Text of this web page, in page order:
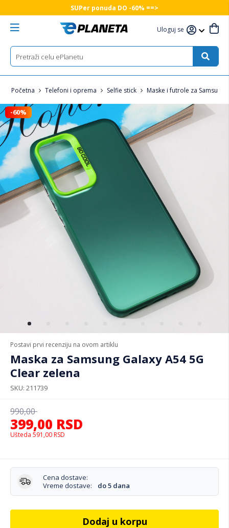
SUPer ponuda DO -60% ==>
Uloguj se
Početna Telefoni i oprema Selfie stick Maske i futrole za Samsung
Postavi prvi recenziju na ovom artiklu
Maska za Samsung Galaxy A54 5G
Clear zelena
SKU 211739
399,00 RSD
990,00
Ušteda 591,00 RSD
Cena dostave:
Vreme dostave:
do 5 dana
Dodaj u korpu
-60%